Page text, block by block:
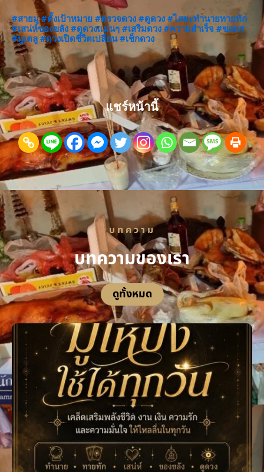
#สายมู #ตั้งเป้าหมาย #ตรวจดวง #ดูดวง #ไสยะทำนายทายทัก
#เสน่ห์ของขลัง #ดูดวงแม่นๆ #เสริมดวง #ความสำเร็จ #ขอพร
#มูเตลู #ดวงเปิดชีวิตเปลี่ยน #เช็กดวง
แชร์หน้านี้
บทความ
บทความของเรา
ดูทั้งหมด